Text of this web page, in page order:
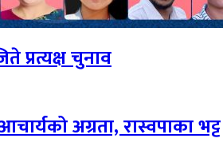
प्रत्यक्ष चुनाव
अग्रता, रास्वपाका भट्ट